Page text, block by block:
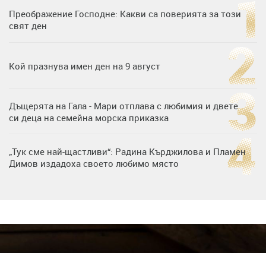
Преображение Господне: Какви са поверията за този
свят ден
Кой празнува имен ден на 9 август
Дъщерята на Гала - Мари отплава с любимия и двете
си деца на семейна морска приказка
„Тук сме най-щастливи“: Радина Кърджилова и Пламен
Димов издадоха своето любимо място